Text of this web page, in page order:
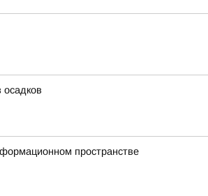
пространстве